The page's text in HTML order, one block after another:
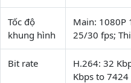
Tốc độ
khung hình
Main: 1080P
25/30 fps;
Bit rate
H.264: 32
Kbps to 7424